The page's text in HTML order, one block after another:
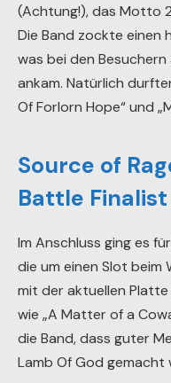
(Achtung!), das Motto
Die Band zockte einen
was bei den
ankam. Natürlich
Of Forlorn Hope“ und
Source of
Battle Finalist
Im Anschluss ging es
die um einen Slot beim
mit der aktuellen Platte
wie „A Matter of a
die Band, dass guter
Lamb Of God